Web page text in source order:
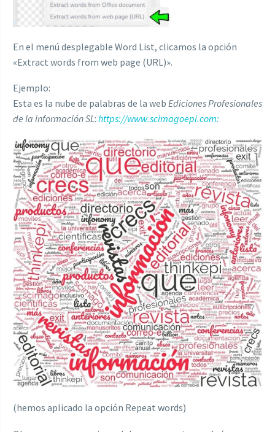
En el menú desplegable Word List, clicamos la opción
«Extract words from web page (URL)».
Ejemplo:
Esta es la nube de palabras de la web Ediciones Profesionales
de la información SL: https://www.scimagoepi.com:
(hemos aplicado la opción Repeat words)